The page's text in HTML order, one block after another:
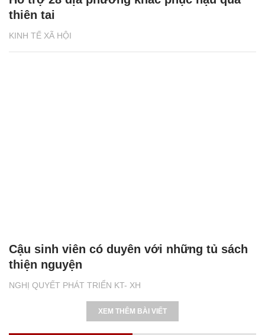
KINH TẾ XÃ HỘI
thiên tai
NGHỊ QUYẾT PHÁT TRIỂN KT- XH
Cậu sinh viên có duyên với những tủ sách
thiện nguyện
XEM THÊM BÀI VIẾT